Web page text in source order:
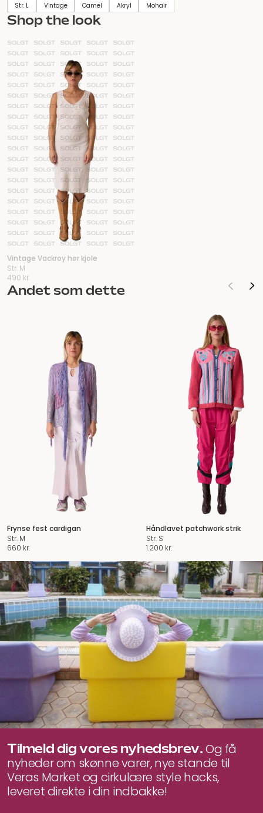
Str. L Vintage Camel Akryl Mohair
Shop the look
Vintage Vackroy hør kjole
Str. M
490 kr.
Andet som dette
Frynse fest cardigan
Str. M
660 kr.
Håndlavet patchwork strik
Str. S
1.200 kr.
Tilmeld dig vores nyhedsbrev.Og få
nyheder om skønne varer, nye stande til
Veras Market og cirkulære style hacks,
leveret direkte i din indbakke!